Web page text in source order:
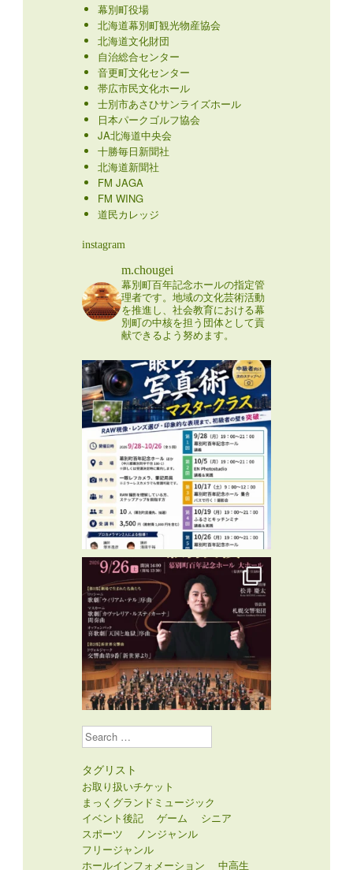
幕別町役場
北海道幕別町観光物産協会
北海道文化財団
自治総合センター
音更町文化センター
帯広市民文化ホール
士別市あさひサンライズホール
日本パークゴルフ協会
JA北海道中央会
十勝毎日新聞社
北海道新聞社
FM JAGA
FM WING
道民カレッジ
instagram
m.chougei
幕別町百年記念ホールの指定管
理者です。地域の文化芸術活動
を推進し、社会教育における幕
別町の中核を担う団体として貢
献できるよう努めます。
Search
タグリスト
お取り扱いチケット
まっくグランドミュージック
イベント後記
ゲーム
シニア
スポーツ
ノンジャンル
フリージャンル
ホールインフォメーション
中高生